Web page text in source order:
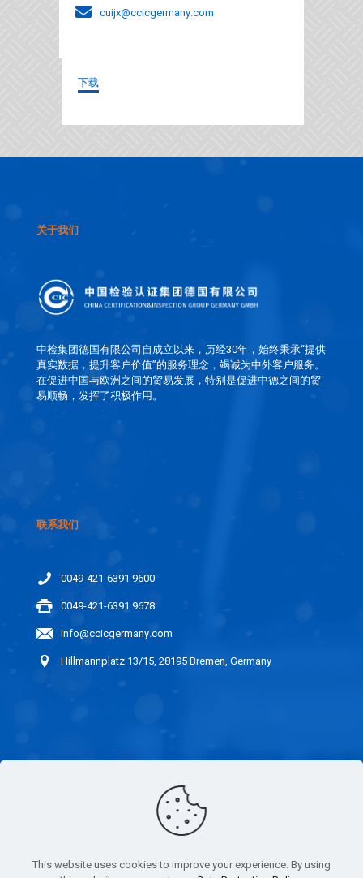
cuijx@ccicgermany.com
下载
关于我们
中检集团德国有限公司自成立以来，历经30年，始终秉承“提供
真实数据，提升客户价值”的服务理念，竭诚为中外客户服务。
在促进中国与欧洲之间的贸易发展，特别是促进中德之间的贸
易顺畅，发挥了积极作用。
联系我们
0049-421-6391 9600
0049-421-6391 9678
info@ccicgermany.com
Hillmannplatz 13/15, 28195 Bremen, Germany
This website uses cookies to improve your experience. By using